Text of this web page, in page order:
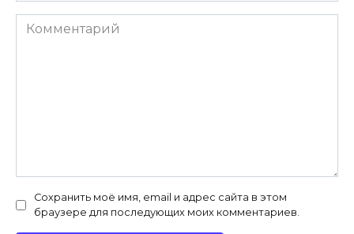
Комментарий
Сохранить моё имя, email и адрес сайта в этом
браузере для последующих моих комментариев.